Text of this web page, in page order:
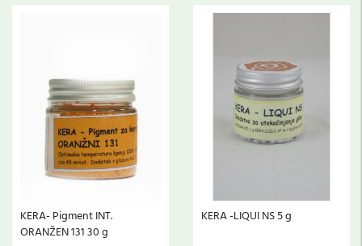
KERA- Pigment INT.
ORANŽEN 131 30 g
KERA -LIQUI NS 5 g